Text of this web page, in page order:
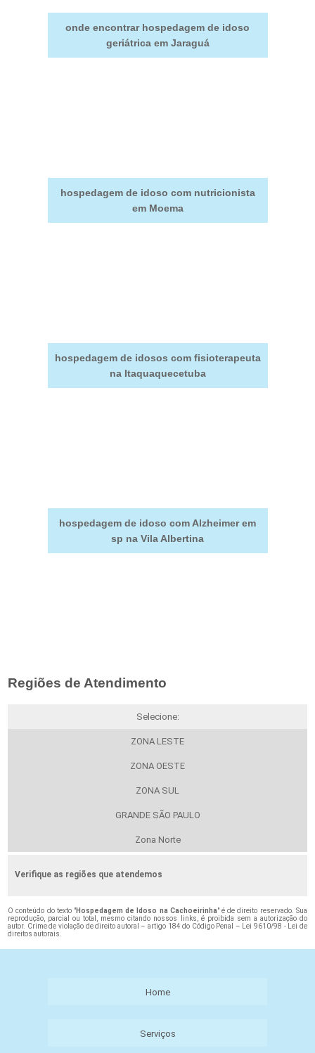
onde encontrar hospedagem de idoso
geriátrica em Jaraguá
hospedagem de idoso com nutricionista
em Moema
hospedagem de idosos com fisioterapeuta
na Itaquaquecetuba
hospedagem de idoso com Alzheimer em
sp na Vila Albertina
Regiões de Atendimento
Selecione:
ZONA LESTE
ZONA OESTE
ZONA SUL
GRANDE SÃO PAULO
Zona Norte
Verifique as regiões que atendemos
O conteúdo do texto "Hospedagem de Idoso na Cachoeirinha" é de direito reservado. Sua
reprodução, parcial ou total, mesmo citando nossos links, é proibida sem a autorização do
autor. Crime de violação de direito autoral – artigo 184 do Código Penal –
Lei 9610/98 - Lei de
direitos autorais
Home
Serviços